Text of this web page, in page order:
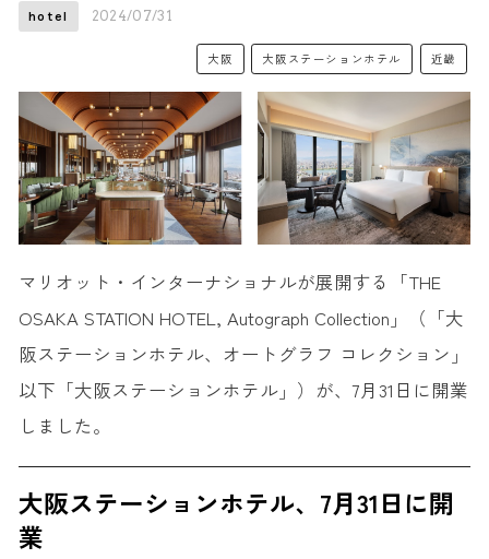
hotel 2024/07/31
大阪 大阪ステーションホテル 近畿
マリオット・インターナショナルが展開する「THE
OSAKA STATION HOTEL, Autograph Collection」（「大
阪ステーションホテル、オートグラフ コレクション」
以下「大阪ステーションホテル」）が、7月31日に開業
しました。
大阪ステーションホテル、7月31日に開
業